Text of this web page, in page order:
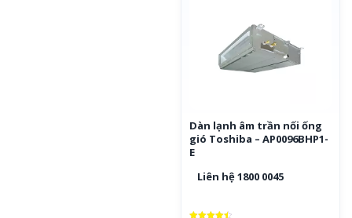
Dàn lạnh âm trần nối ống
gió Toshiba – AP0096BHP1-
E
Liên hệ 1800 0045